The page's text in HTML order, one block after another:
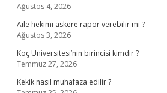
Ağustos 4, 2026
Aile hekimi askere rapor verebilir mi ?
Ağustos 3, 2026
Koç Üniversitesi’nin birincisi kimdir ?
Temmuz 27, 2026
Kekik nasıl muhafaza edilir ?